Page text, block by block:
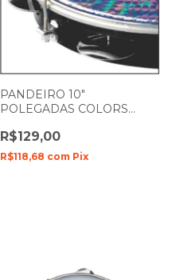
PANDEIRO 10"
POLEGADAS COLORS
INJETADO TP-308 TORELLI
R$129,00
R$118,68 com Pix